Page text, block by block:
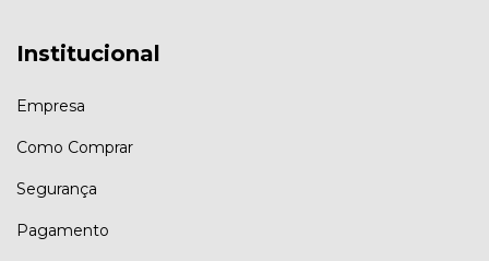
Institucional
Empresa
Como Comprar
Segurança
Pagamento